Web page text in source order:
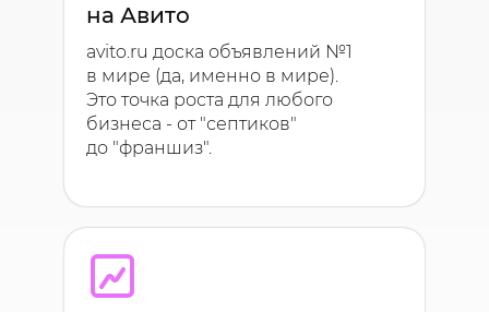
на Авито
avito.ru доска объявлений №1
в мире (да, именно в мире).
Это точка роста для любого
бизнеса - от "септиков"
до "франшиз".